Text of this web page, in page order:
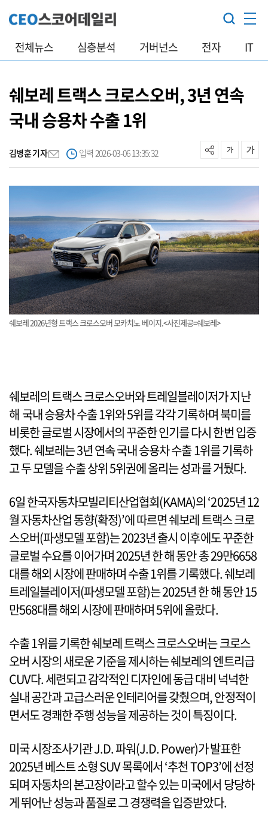
전체뉴스 심층분석 거버넌스 전자 IT
쉐보레 트랙스 크로스오버, 3년 연속
국내 승용차 수출 1위
김병훈 기자 입력 2026-03-06 13:35:32
쉐보레 2026년형 트랙스 크로스오버 모카치노 베이지.<사진제공=쉐보레>
쉐보레의 트랙스 크로스오버와 트레일블레이저가 지난
해 국내 승용차 수출 1위와 5위를 각각 기록하며 북미를
비롯한 글로벌 시장에서의 꾸준한 인기를 다시 한번 입증
했다. 쉐보레는 3년 연속 국내 승용차 수출 1위를 기록하
고 두 모델을 수출 상위 5위권에 올리는 성과를 거뒀다.
6일 한국자동차모빌리티산업협회(KAMA)의 ‘2025년 12
월 자동차산업 동향(확정)’에 따르면 쉐보레 트랙스 크로
스오버(파생모델 포함)는 2023년 출시 이후에도 꾸준한
글로벌 수요를 이어가며 2025년 한 해 동안 총 29만6658
대를 해외 시장에 판매하며 수출 1위를 기록했다. 쉐보레
트레일블레이저(파생모델 포함)는 2025년 한 해 동안 15
만568대를 해외 시장에 판매하며 5위에 올랐다.
수출 1위를 기록한 쉐보레 트랙스 크로스오버는 크로스
오버 시장의 새로운 기준을 제시하는 쉐보레의 엔트리급
CUV다. 세련되고 감각적인 디자인에 동급 대비 넉넉한
실내 공간과 고급스러운 인테리어를 갖췄으며, 안정적이
면서도 경쾌한 주행 성능을 제공하는 것이 특징이다.
미국 시장조사기관 J.D. 파워(J.D. Power)가 발표한
2025년 베스트 소형 SUV 목록에서 ‘추천 TOP3’에 선정
되며 자동차의 본고장이라고 할수 있는 미국에서 당당하
게 뛰어난 성능과 품질로 그 경쟁력을 입증받았다.